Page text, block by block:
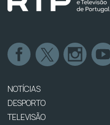
NOTÍCIAS
DESPORTO
TELEVISÃO